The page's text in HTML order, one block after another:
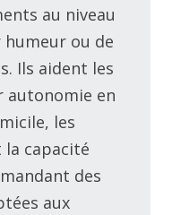
au niveau
ou de
Ils aident les
autonomie en
les
capacité
des
aux